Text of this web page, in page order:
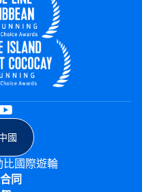
國
國際遊輪
同